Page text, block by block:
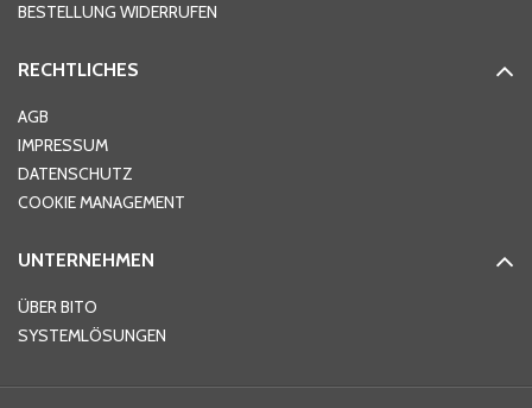
Ort*
Telefon
BESTELLUNG WIDERRUFEN
RECHTLICHES
AGB
IMPRESSUM
DATENSCHUTZ
COOKIE MANAGEMENT
UNTERNEHMEN
ÜBER BITO
SYSTEMLÖSUNGEN